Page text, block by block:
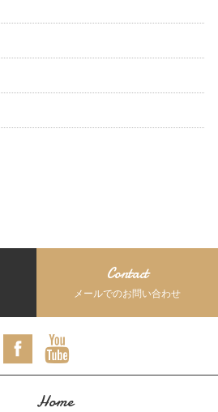
Contact
メールでのお問い合わせ
Home